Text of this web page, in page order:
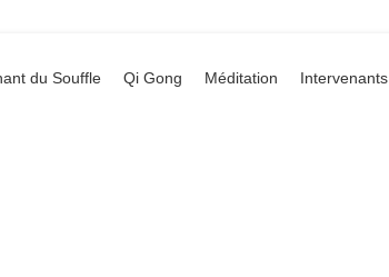
du Souffle Qi Gong Méditation Intervenants